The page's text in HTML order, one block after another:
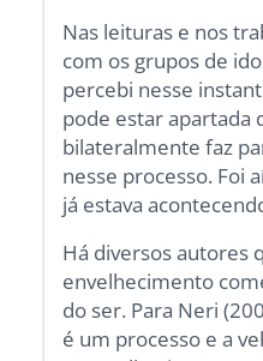
Nas leituras e nos
com os grupos de
percebi nesse
pode estar apartada
bilateralmente faz
nesse processo. Foi
já estava
Há diversos autores
envelhecimento
do ser. Para Neri
é um processo e a